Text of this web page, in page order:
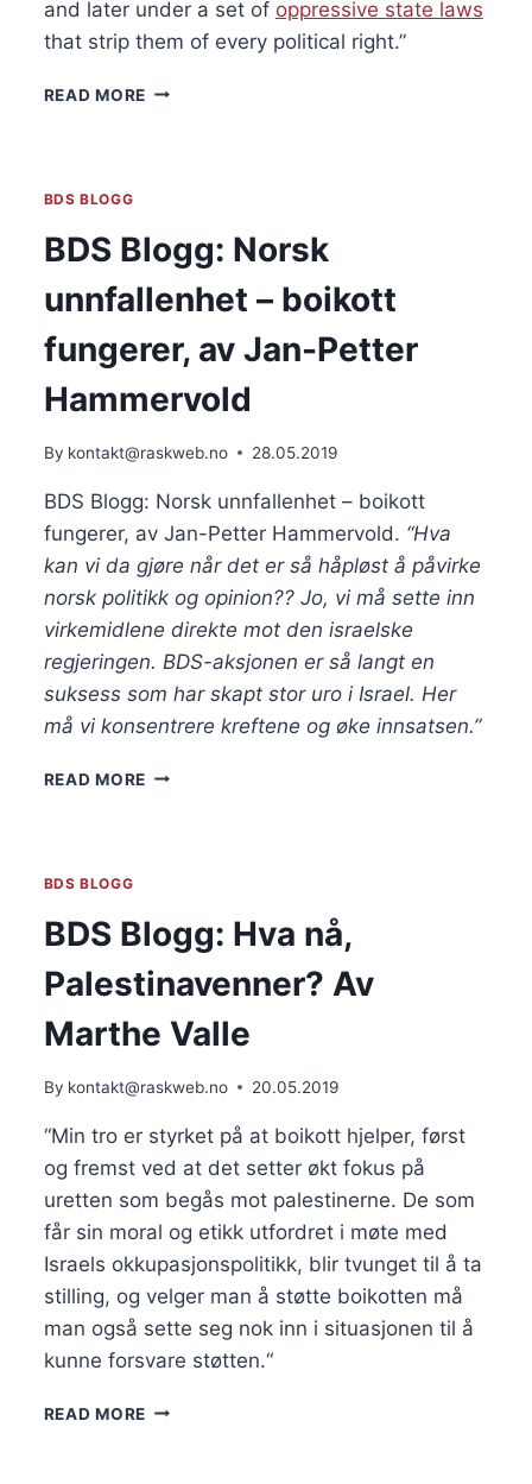
and later under a set of oppressive state laws
that strip them of every political right.”
READ MOREBDS
BY
RONNIE
BARKAN
BDS BLOGG
BDS Blogg: Norsk
unnfallenhet – boikott
fungerer, av Jan-Petter
Hammervold
By kontakt@raskweb.no 28.05.2019
BDS Blogg: Norsk unnfallenhet – boikott
fungerer, av Jan-Petter Hammervold. “Hva
kan vi da gjøre når det er så håpløst å påvirke
norsk politikk og opinion?? Jo, vi må sette inn
virkemidlene direkte mot den israelske
regjeringen. BDS-aksjonen er så langt en
suksess som har skapt stor uro i Israel. Her
må vi konsentrere kreftene og øke innsatsen.”
READ MOREBDS
FUNGERER,
AV
JAN-
PETTER
HAMMERVOLD
BDS BLOGG
BDS Blogg: Hva nå,
Palestinavenner? Av
Marthe Valle
By kontakt@raskweb.no 20.05.2019
“Min tro er styrket på at boikott hjelper, først
og fremst ved at det setter økt fokus på
uretten som begås mot palestinerne. De som
får sin moral og etikk utfordret i møte med
Israels okkupasjonspolitikk, blir tvunget til å ta
stilling, og velger man å støtte boikotten må
man også sette seg nok inn i situasjonen til å
kunne forsvare støtten.“
READ MOREBDS